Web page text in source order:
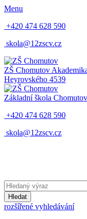
Menu
+420 474 628 590
skola@12zscv.cz
ZŠ Chomutov
Heyrovského 4539
Základní škola Chomutov
+420 474 628 590
skola@12zscv.cz
Hledat
rozšířené vyhledávání